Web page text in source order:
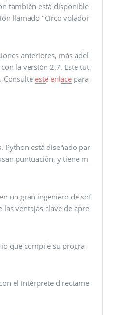
también está disponible
llamado "Circo volador
anteriores, más adel
la versión 2.7. Este tut
Consulte este enlace para
Python está diseñado par
puntuación, y tiene m
un gran ingeniero de sof
ventajas clave de apre
que compile su progra
el intérprete directame